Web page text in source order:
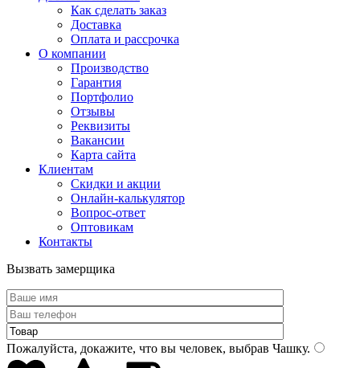
Как сделать заказ
Доставка
Оплата и рассрочка
О компании
Производство
Гарантия
Портфолио
Отзывы
Реквизиты
Вакансии
Карта сайта
Клиентам
Скидки и акции
Онлайн-калькулятор
Вопрос-ответ
Оптовикам
Контакты
Вызвать замерщика
Пожалуйста, докажите, что вы человек, выбрав Чашку.